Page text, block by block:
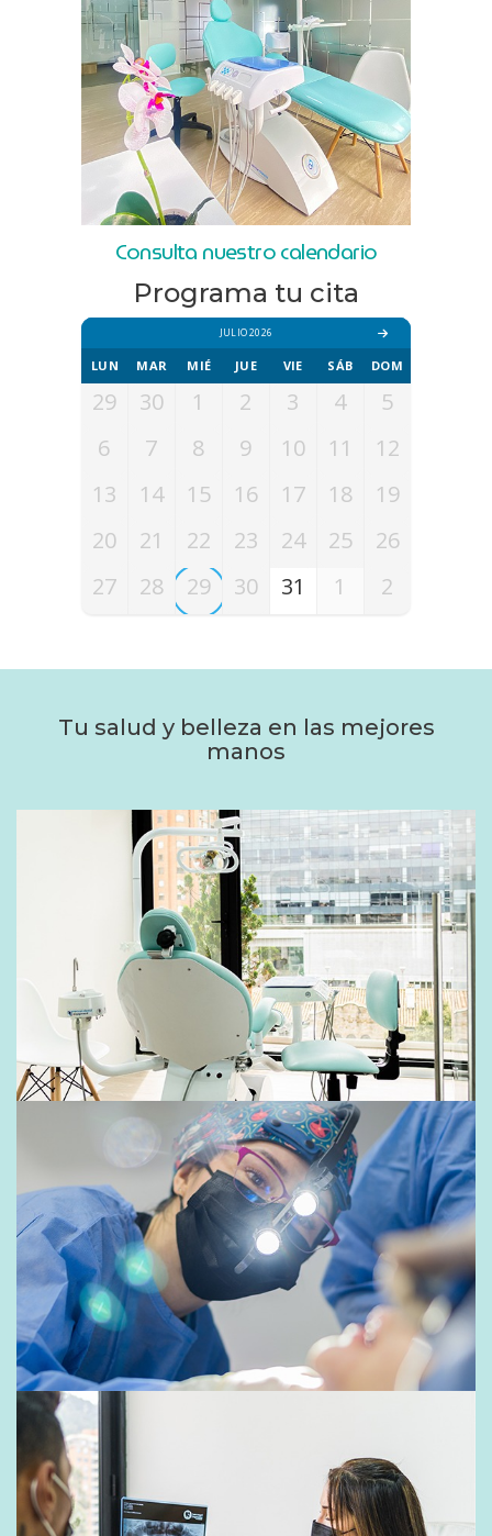
Consulta nuestro calendario
Programa tu cita
JULIO 2026
LUN MAR MIÉ JUE VIE SÁB DOM
29 30 1 2 3 4
5
6
7 8 9 10 11
12
13
14 15 16 17 18
19
20
21 22 23 24 25
26
27
28 29 30 31 1 2
Tu salud y belleza en las mejores
manos